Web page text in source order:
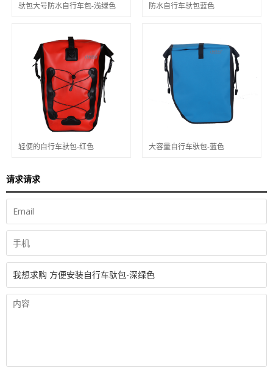
驮包大号防水自行车包-浅绿色 防水自行车驮包蓝色
轻便的自行车驮包-红色 大容量自行车驮包-蓝色
请求请求